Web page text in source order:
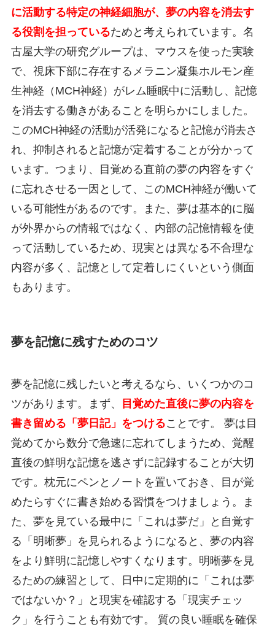
に活動する特定の神経細胞が、夢の内容を消去す
る役割を担っているためと考えられています。名
古屋大学の研究グループは、マウスを使った実験
で、視床下部に存在するメラニン凝集ホルモン産
生神経（MCH神経）がレム睡眠中に活動し、記憶
を消去する働きがあることを明らかにしました。
このMCH神経の活動が活発になると記憶が消去さ
れ、抑制されると記憶が定着することが分かって
います。つまり、目覚める直前の夢の内容をすぐ
に忘れさせる一因として、このMCH神経が働いて
いる可能性があるのです。また、夢は基本的に脳
が外界からの情報ではなく、内部の記憶情報を使
って活動しているため、現実とは異なる不合理な
内容が多く、記憶として定着しにくいという側面
もあります。
夢を記憶に残すためのコツ
夢を記憶に残したいと考えるなら、いくつかのコ
ツがあります。まず、
目覚めた直後に夢の内容を
書き留める「夢日記」をつけることです。 夢は目
覚めてから数分で急速に忘れてしまうため、覚醒
直後の鮮明な記憶を逃さずに記録することが大切
です。枕元にペンとノートを置いておき、目が覚
めたらすぐに書き始める習慣をつけましょう。ま
た、夢を見ている最中に「これは夢だ」と自覚す
る「明晰夢」を見られるようになると、夢の内容
をより鮮明に記憶しやすくなります。明晰夢を見
るための練習として、日中に定期的に「これは夢
ではないか？」と現実を確認する「現実チェッ
ク」を行うことも有効です。 質の良い睡眠を確保